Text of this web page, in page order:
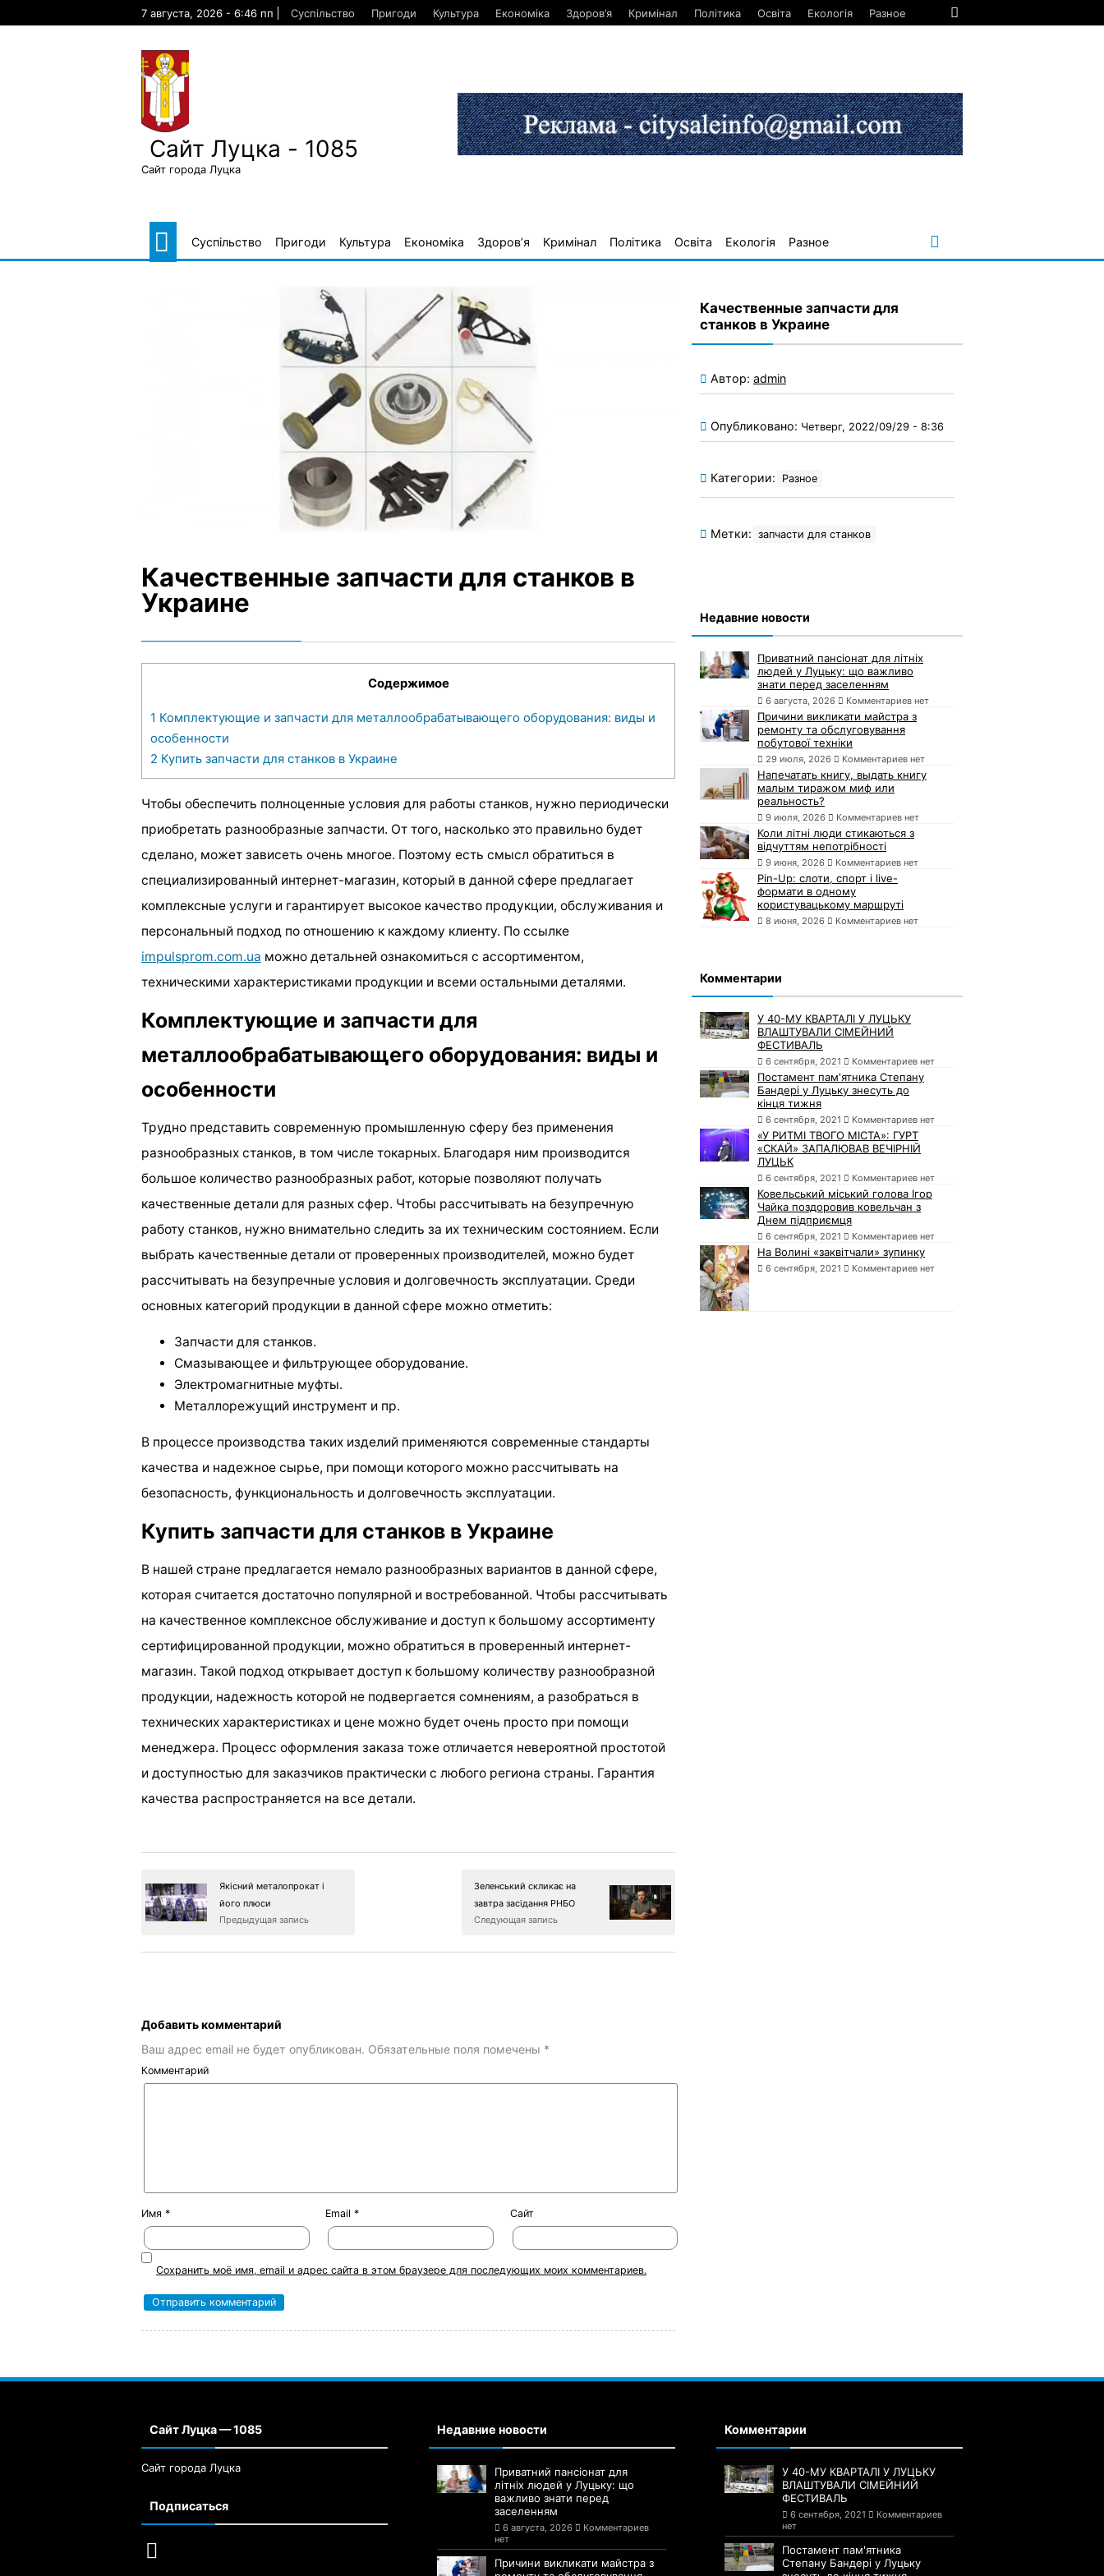
7 августа, 2026 - 6:46 пп Суспільство Пригоди Культура Економіка Здоров’я Кримінал Політика Освіта Екологія Разное
Сайт Луцка - 1085
Сайт города Луцка
Суспільство Пригоди Культура Економіка Здоров’я Кримінал Політика Освіта Екологія Разное
Качественные запчасти для станков в
Украине
Содержимое
1 Комплектующие и запчасти для металлообрабатывающего оборудования: виды и
особенности
2 Купить запчасти для станков в Украине
Чтобы обеспечить полноценные условия для работы станков, нужно периодически
приобретать разнообразные запчасти. От того, насколько это правильно будет
сделано, может зависеть очень многое. Поэтому есть смысл обратиться в
специализированный интернет-магазин, который в данной сфере предлагает
комплексные услуги и гарантирует высокое качество продукции, обслуживания и
персональный подход по отношению к каждому клиенту. По ссылке
impulsprom.com.ua можно детальней ознакомиться с ассортиментом,
техническими характеристиками продукции и всеми остальными деталями.
Комплектующие и запчасти для
металлообрабатывающего оборудования: виды и
особенности
Трудно представить современную промышленную сферу без применения
разнообразных станков, в том числе токарных. Благодаря ним производится
большое количество разнообразных работ, которые позволяют получать
качественные детали для разных сфер. Чтобы рассчитывать на безупречную
работу станков, нужно внимательно следить за их техническим состоянием. Если
выбрать качественные детали от проверенных производителей, можно будет
рассчитывать на безупречные условия и долговечность эксплуатации. Среди
основных категорий продукции в данной сфере можно отметить:
Запчасти для станков.
Смазывающее и фильтрующее оборудование.
Электромагнитные муфты.
Металлорежущий инструмент и пр.
В процессе производства таких изделий применяются современные стандарты
качества и надежное сырье, при помощи которого можно рассчитывать на
безопасность, функциональность и долговечность эксплуатации.
Купить запчасти для станков в Украине
В нашей стране предлагается немало разнообразных вариантов в данной сфере,
которая считается достаточно популярной и востребованной. Чтобы рассчитывать
на качественное комплексное обслуживание и доступ к большому ассортименту
сертифицированной продукции, можно обратиться в проверенный интернет-
магазин. Такой подход открывает доступ к большому количеству разнообразной
продукции, надежность которой не подвергается сомнениям, а разобраться в
технических характеристиках и цене можно будет очень просто при помощи
менеджера. Процесс оформления заказа тоже отличается невероятной простотой
и доступностью для заказчиков практически с любого региона страны. Гарантия
качества распространяется на все детали.
Якісний металопрокат і
його плюси
Предыдущая запись
Зеленський скликає на
завтра засідання РНБО
Следующая запись
Добавить комментарий
Ваш адрес email не будет опубликован. Обязательные поля помечены *
Комментарий
Имя * Email* Сайт
Сохранить моё имя, email и адрес сайта в этом браузере для последующих моих комментариев.
Качественные запчасти для
станков в Украине
Автор: admin
Опубликовано: Четверг, 2022/09/29 - 8:36
Категории: Разное
Метки: запчасти для станков
Недавние новости
Приватний пансіонат для літніх
людей у Луцьку: що важливо
знати перед заселенням
6 августа, 2026 Комментариев нет
Причини викликати майстра з
ремонту та обслуговування
побутової техніки
29 июля, 2026 Комментариев нет
Напечатать книгу, выдать книгу
малым тиражом миф или
реальность?
9 июля, 2026 Комментариев нет
Коли літні люди стикаються з
відчуттям непотрібності
9 июня, 2026 Комментариев нет
Pin-Up: слоти, спорт і live-
формати в одному
користувацькому маршруті
8 июня, 2026 Комментариев нет
Комментарии
У 40-МУ КВАРТАЛІ У ЛУЦЬКУ
ВЛАШТУВАЛИ СІМЕЙНИЙ
ФЕСТИВАЛЬ
6 сентября, 2021 Комментариев нет
Постамент пам'ятника Степану
Бандері у Луцьку знесуть до
кінця тижня
6 сентября, 2021 Комментариев нет
«У РИТМІ ТВОГО МІСТА»: ГУРТ
«СКАЙ» ЗАПАЛЮВАВ ВЕЧІРНІЙ
ЛУЦЬК
6 сентября, 2021 Комментариев нет
Ковельський міський голова Ігор
Чайка поздоровив ковельчан з
Днем підприємця
6 сентября, 2021 Комментариев нет
На Волині «заквітчали» зупинку
6 сентября, 2021 Комментариев нет
Сайт Луцка — 1085
Сайт города Луцка
Подписаться
Недавние новости
Приватний пансіонат для
літніх людей у Луцьку: що
важливо знати перед
заселенням
6 августа, 2026
Комментариев
нет
Причини викликати майстра з
Комментарии
У 40-МУ КВАРТАЛІ У ЛУЦЬКУ
ВЛАШТУВАЛИ СІМЕЙНИЙ
ФЕСТИВАЛЬ
6 сентября, 2021
Комментариев
нет
Постамент пам'ятника
Степану Бандері у Луцьку